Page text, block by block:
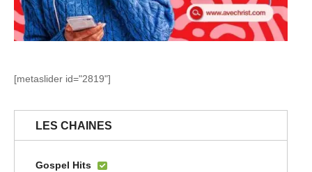
[metaslider id="2819"]
LES CHAINES
Gospel Hits